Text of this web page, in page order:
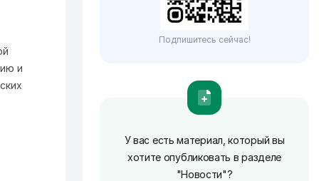
и
Подпишитесь сейчас!
У вас есть материал, который вы
хотите опубликовать в разделе
"Новости"?